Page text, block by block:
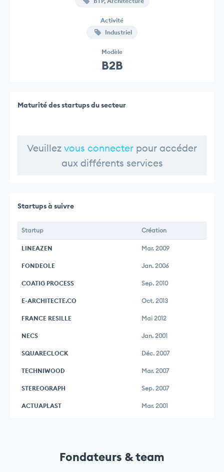
Activité
Industriel
Modèle
B2B
Maturité des startups du secteur
Veuillez vous connecter pour accéder
aux différents services
Startups à suivre
Startup Création
LINEAZEN Mar. 2009
FONDEOLE Jan. 2006
COATIG PROCESS Sep. 2010
E-ARCHITECTE.CO Oct. 2013
FRANCE RESILLE Mai 2012
NECS Jan. 2001
SQUARECLOCK Déc. 2007
TECHNIWOOD Mar. 2007
STEREOGRAPH Sep. 2007
ACTUAPLAST Mar. 2001
Fondateurs & team